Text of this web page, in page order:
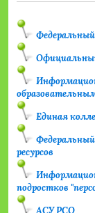
Федеральный
Единая
ресурсов
подростков
АСУ РСО